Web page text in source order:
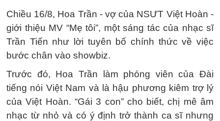
Chiều 16/8, Hoa Trần - vợ của NSƯT Việt Hoàn -
giới thiệu MV “Mẹ tôi”, một sáng tác của nhạc sĩ
Trần Tiến như lời tuyên bố chính thức về việc
bước chân vào showbiz.
Trước đó, Hoa Trần làm phóng viên của Đài
tiếng nói Việt Nam và là hậu phương kiêm trợ lý
của Việt Hoàn. “Gái 3 con” cho biết, chị mê âm
nhạc từ nhỏ và có ý định trở thành ca sĩ nhưng